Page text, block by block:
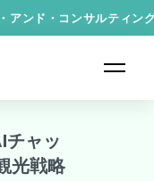
アンド・コンサルティン
チャッ
光戦略